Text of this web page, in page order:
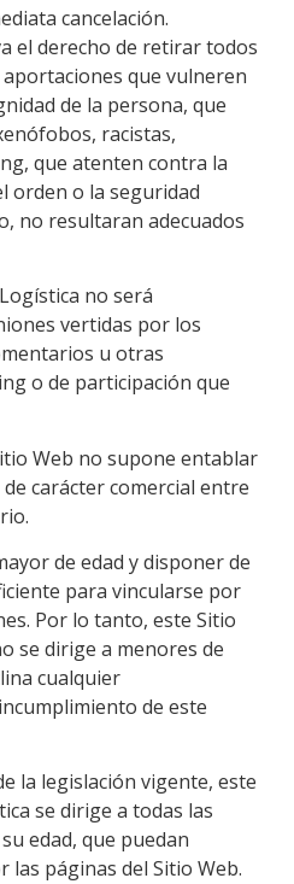
cancelación.
el derecho de retirar todos
que vulneren
de la persona, que
racistas,
que atenten contra la
orden o la seguridad
no resultaran adecuados
no será
vertidas por los
u otras
o de participación que
Web no supone entablar
carácter comercial entre
de edad y disponer de
para vincularse por
Por lo tanto, este Sitio
se dirige a menores de
cualquier
de este
la legislación vigente, este
se dirige a todas las
edad, que puedan
las páginas del Sitio Web.